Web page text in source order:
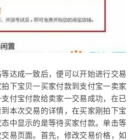
达成一致后，便可以开始进行交易
拍下宝贝一买家付款到支付宝一卖家
付宝付款给卖家一交易成功，在已
本次交易的详情，在买家刚拍下宝
中显示的是等待买家付款。单击等
易页面。首先，修改交易价格，如